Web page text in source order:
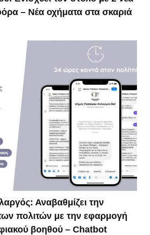
– Νέα οχήματα στα σκαριά
Αναβαθμίζει την
πολιτών με την εφαρμογή
βοηθού – Chatbot